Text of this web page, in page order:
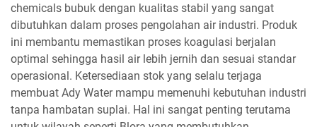
chemicals bubuk dengan kualitas stabil yang sangat
dibutuhkan dalam proses pengolahan air industri. Produk
ini membantu memastikan proses koagulasi berjalan
optimal sehingga hasil air lebih jernih dan sesuai standar
operasional. Ketersediaan stok yang selalu terjaga
membuat Ady Water mampu memenuhi kebutuhan industri
tanpa hambatan suplai. Hal ini sangat penting terutama